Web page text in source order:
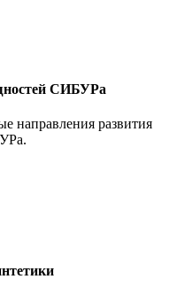
СИБУРа
направления развития